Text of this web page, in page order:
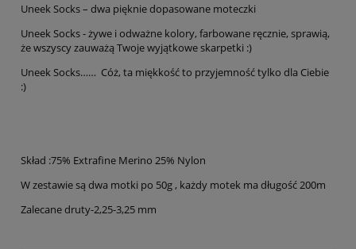
Uneek Socks – dwa pięknie dopasowane moteczki
Uneek Socks - żywe i odważne kolory, farbowane ręcznie, sprawią,
że wszyscy zauważą Twoje wyjątkowe skarpetki :)
Uneek Socks…… Cóż, ta miękkość to przyjemność tylko dla Ciebie
:)
Skład :75% Extrafine Merino 25% Nylon
W zestawie są dwa motki po 50g , każdy motek ma długość 200m
Zalecane druty-2,25-3,25 mm